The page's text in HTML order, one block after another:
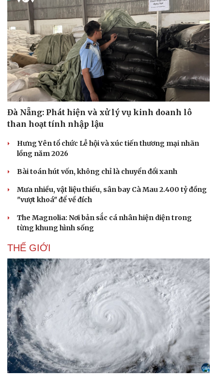
Doanh nghiệp
Thông tin doanh nghiệp
Doanh nghiệp 24h
Doanh nhân
Vì cộng đồng
Công nghệ
Sành điệu
Tin Công nghệ
Chuyển đổi số
Đà Nẵng: Phát hiện và xử lý vụ kinh doanh lô
than hoạt tính nhập lậu
Hưng Yên tổ chức Lễ hội và xúc tiến thương mại nhãn
lồng năm 2026
Bài toán hút vốn, không chỉ là chuyển đổi xanh
Mưa nhiều, vật liệu thiếu, sân bay Cà Mau 2.400 tỷ đồng
"vượt khoá" để về đích
The Magnolia: Nơi bản sắc cá nhân hiện diện trong
từng khung hình sống
THẾ GIỚI